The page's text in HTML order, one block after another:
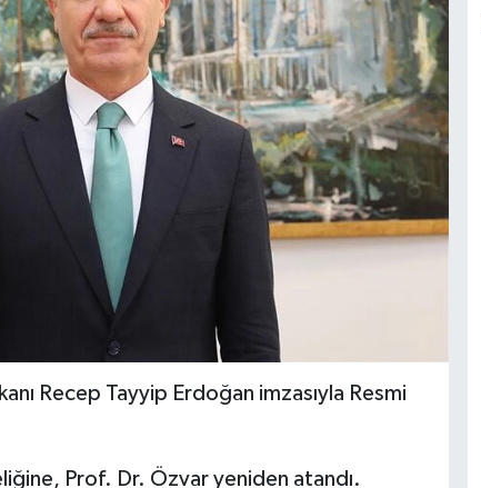
Recep Tayyip Erdoğan imzasıyla Resmi
Prof. Dr. Özvar yeniden atandı.